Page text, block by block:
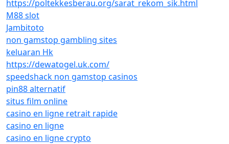
https://poltekkesberau.org/sarat_rekom_sik.html
M88 slot
Jambitoto
non gamstop gambling sites
keluaran Hk
https://dewatogel.uk.com/
speedshack non gamstop casinos
pin88 alternatif
situs film online
casino en ligne retrait rapide
casino en ligne
casino en ligne crypto